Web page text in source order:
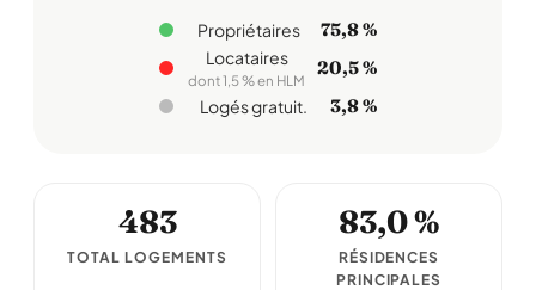
Propriétaires 75,8 %
Locataires
dont 1,5 % en HLM
20,5 %
Logés gratuit. 3,8 %
483
TOTAL LOGEMENTS
83,0 %
RÉSIDENCES
PRINCIPALES